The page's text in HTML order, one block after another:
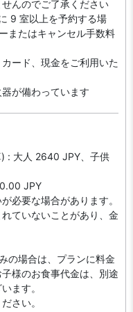
んのでご了承ください
9 室以上を予約する場
またはキャンセル手数料
ード、現金をご利用いた
が備わっています
: 大人 2640 JPY、子供
JPY
必要な場合があります。
ていないことがあり、金
の場合は、プランに料金
様のお食事代金は、別途
ます。
さい。